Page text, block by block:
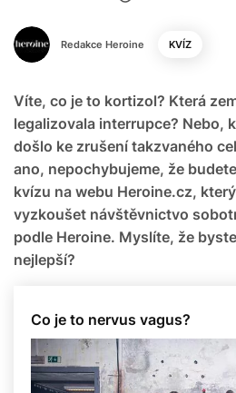
Redakce Heroine KVÍZ
Víte, co je to kortizol? Která
legalizovala interrupce? Nebo,
došlo ke zrušení takzvaného
ano, nepochybujeme, že
kvízu na webu Heroine.cz,
vyzkoušet návštěvnictvo
podle Heroine. Myslíte, že
nejlepší?
Co je to nervus vagus?